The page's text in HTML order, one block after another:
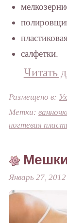
салфетки.
Читать
Размещено в:
Метки:
ногтевая
Январь 27, 2012